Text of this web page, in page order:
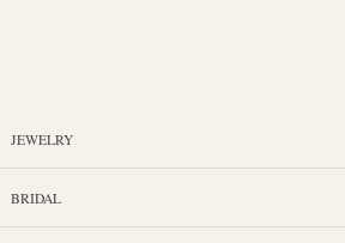
JEWELRY
BRIDAL